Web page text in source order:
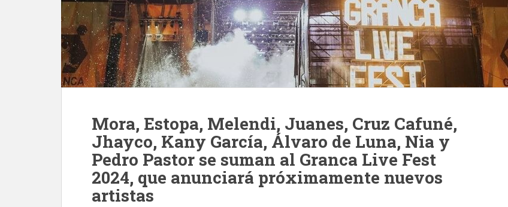
Mora, Estopa, Melendi, Juanes, Cruz Cafuné,
Jhayco, Kany García, Álvaro de Luna, Nia y
Pedro Pastor se suman al Granca Live Fest
2024, que anunciará próximamente nuevos
artistas